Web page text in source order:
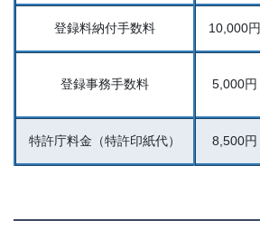
登録料納付手数料 10,000円
登録事務手数料 5,000円
特許庁料金（特許印紙代） 8,500円